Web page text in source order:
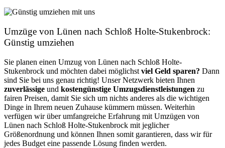
Umzüge von Lünen nach Schloß Holte-Stukenbrock:
Günstig umziehen
Sie planen einen Umzug von Lünen nach Schloß Holte-
Stukenbrock und möchten dabei möglichst viel Geld sparen? Dann
sind Sie bei uns genau richtig! Unser Netzwerk bieten Ihnen
zuverlässige und kostengünstige Umzugsdienstleistungen zu
fairen Preisen, damit Sie sich um nichts anderes als die wichtigen
Dinge in Ihrem neuen Zuhause kümmern müssen. Weiterhin
verfügen wir über umfangreiche Erfahrung mit Umzügen von
Lünen nach Schloß Holte-Stukenbrock mit jeglicher
Größenordnung und können Ihnen somit garantieren, dass wir für
jedes Budget eine passende Lösung finden werden.